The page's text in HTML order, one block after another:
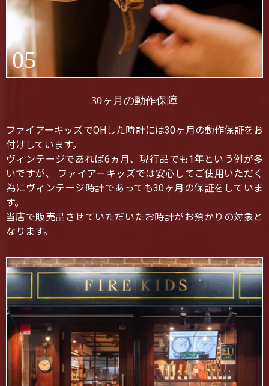
05
30ヶ月の動作保障
ファイアーキッズでOHした時計には30ヶ月の動作保証をお
付けしています。
ヴィンテージであれば6ヵ月、現行品でも1年という例が多
いですが、 ファイアーキッズでは安心してご使用いただく
為にヴィンテージ時計であっても30ヶ月の保証をしていま
す。
当店で販売品させていただいたお時計がお預かりの対象と
なります。